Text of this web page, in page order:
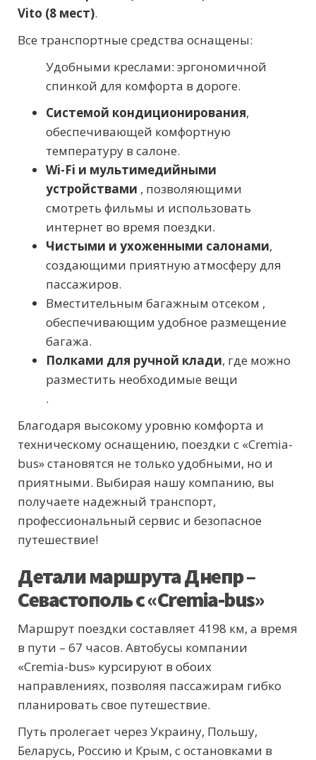
Vito (8 мест).
Все транспортные средства оснащены:
Удобными креслами: эргономичной
спинкой для комфорта в дороге.
Системой кондиционирования,
обеспечивающей комфортную
температуру в салоне.
Wi-Fi и мультимедийными
устройствами , позволяющими
смотреть фильмы и использовать
интернет во время поездки.
Чистыми и ухоженными салонами,
создающими приятную атмосферу для
пассажиров.
Вместительным багажным отсеком ,
обеспечивающим удобное размещение
багажа.
Полками для ручной клади, где можно
разместить необходимые вещи
.
Благодаря высокому уровню комфорта и
техническому оснащению, поездки с «Cremia-
bus» становятся не только удобными, но и
приятными. Выбирая нашу компанию, вы
получаете надежный транспорт,
профессиональный сервис и безопасное
путешествие!
Детали маршрута Днепр –
Севастополь с «Cremia-bus»
Маршрут поездки составляет 4198 км, а время
в пути – 67 часов. Автобусы компании
«Cremia-bus» курсируют в обоих
направлениях, позволяя пассажирам гибко
планировать свое путешествие.
Путь пролегает через Украину, Польшу,
Беларусь, Россию и Крым, с остановками в